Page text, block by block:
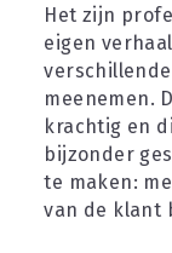
Het zijn
eigen
meenemen.
krachtig en
bijzonder
te maken:
van de klant